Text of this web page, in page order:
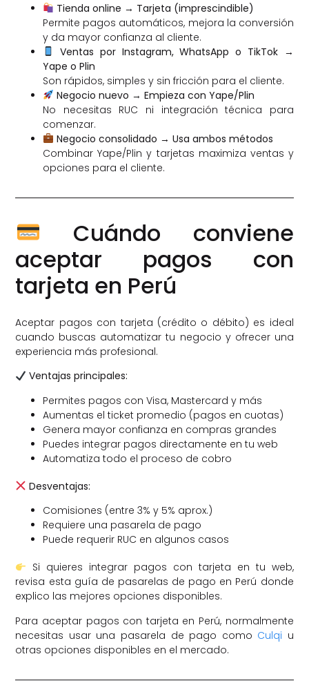
Tienda online → Tarjeta (imprescindible)
Permite pagos automáticos, mejora la conversión
y da mayor confianza al cliente.
Ventas por Instagram, WhatsApp o TikTok →
Yape o Plin
Son rápidos, simples y sin fricción para el cliente.
Negocio nuevo → Empieza con Yape/Plin
No necesitas RUC ni integración técnica para
comenzar.
Negocio consolidado → Usa ambos métodos
Combinar Yape/Plin y tarjetas maximiza ventas y
opciones para el cliente.
Cuándo conviene
aceptar pagos con
tarjeta en Perú
Aceptar pagos con tarjeta (crédito o débito) es ideal
cuando buscas automatizar tu negocio y ofrecer una
experiencia más profesional.
Ventajas principales:
Permites pagos con Visa, Mastercard y más
Aumentas el ticket promedio (pagos en cuotas)
Genera mayor confianza en compras grandes
Puedes integrar pagos directamente en tu web
Automatiza todo el proceso de cobro
Desventajas:
Comisiones (entre 3% y 5% aprox.)
Requiere una pasarela de pago
Puede requerir RUC en algunos casos
Si quieres integrar pagos con tarjeta en tu web,
revisa esta guía de pasarelas de pago en Perú donde
explico las mejores opciones disponibles.
Para aceptar pagos con tarjeta en Perú, normalmente
necesitas usar una pasarela de pago como Culqi u
otras opciones disponibles en el mercado.